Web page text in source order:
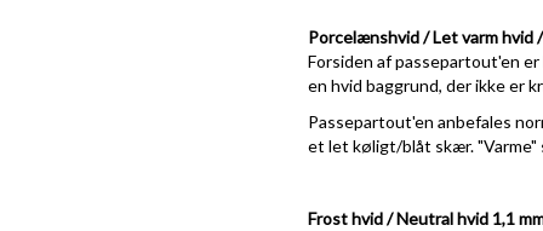
Porcelænshvid / Let varm hvid
Forsiden af passepartout'en
en hvid baggrund, der ikke er
Passepartout'en anbefales
et let køligt/blåt skær. "Varme"
Frost hvid / Neutral hvid 1,1